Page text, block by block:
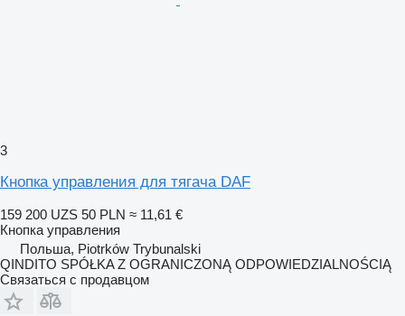
3
Кнопка управления для тягача DAF
159 200 UZS 50 PLN ≈ 11,61 €
Кнопка управления
Польша, Piotrków Trybunalski
QINDITO SPÓŁKA Z OGRANICZONĄ ODPOWIEDZIALNOŚCIĄ
Связаться с продавцом